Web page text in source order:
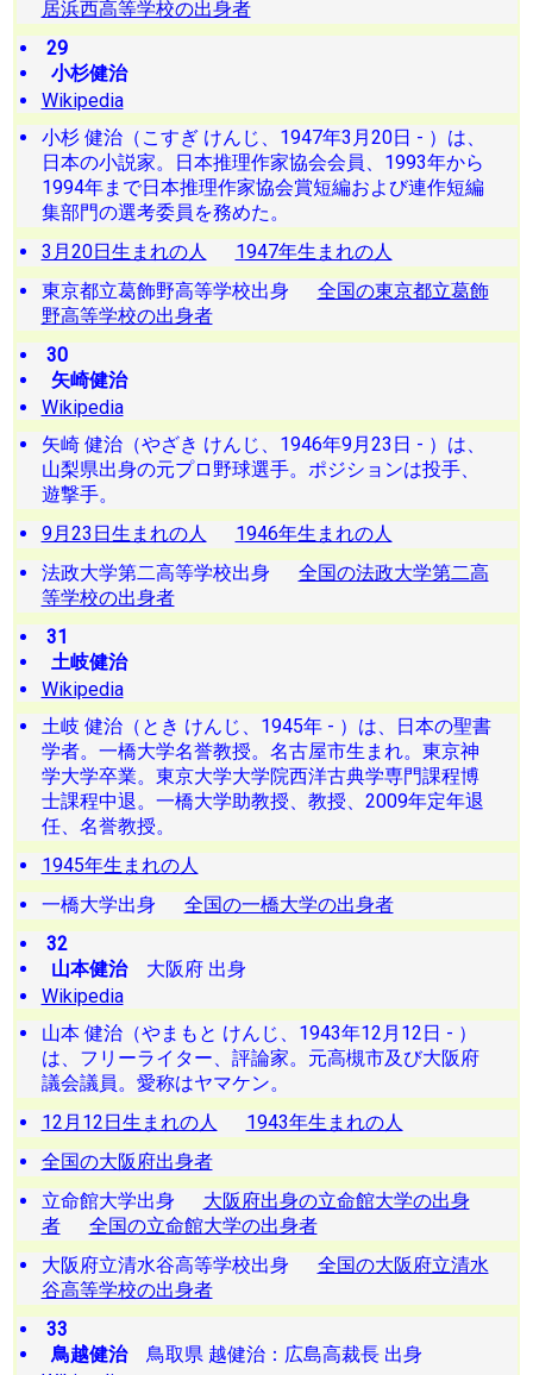
居浜西高等学校の出身者
29
小杉健治
Wikipedia
小杉 健治（こすぎ けんじ、1947年3月20日 - ）は、
日本の小説家。日本推理作家協会会員、1993年から
1994年まで日本推理作家協会賞短編および連作短編
集部門の選考委員を務めた。
3月20日生まれの人
1947年生まれの人
東京都立葛飾野高等学校出身 全国の東京都立葛飾
野高等学校の出身者
30
矢崎健治
Wikipedia
矢崎 健治（やざき けんじ、1946年9月23日 - ）は、
山梨県出身の元プロ野球選手。ポジションは投手、
遊撃手。
9月23日生まれの人
1946年生まれの人
法政大学第二高等学校出身 全国の法政大学第二高
等学校の出身者
31
土岐健治
Wikipedia
土岐 健治（とき けんじ、1945年 - ）は、日本の聖書
学者。一橋大学名誉教授。名古屋市生まれ。東京神
学大学卒業。東京大学大学院西洋古典学専門課程博
士課程中退。一橋大学助教授、教授、2009年定年退
任、名誉教授。
1945年生まれの人
一橋大学出身 全国の一橋大学の出身者
32
山本健治大阪府 出身
Wikipedia
山本 健治（やまもと けんじ、1943年12月12日 - ）
は、フリーライター、評論家。元高槻市及び大阪府
議会議員。愛称はヤマケン。
12月12日生まれの人
1943年生まれの人
全国の大阪府出身者
立命館大学出身 大阪府出身の立命館大学の出身
者
全国の立命館大学の出身者
大阪府立清水谷高等学校出身 全国の大阪府立清水
谷高等学校の出身者
33
鳥越健治鳥取県 越健治：広島高裁長 出身